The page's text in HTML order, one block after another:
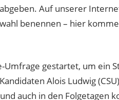
Auf unserer
benennen – hier
gestartet, um ein
Alois Ludwig
auch in den Folgetagen